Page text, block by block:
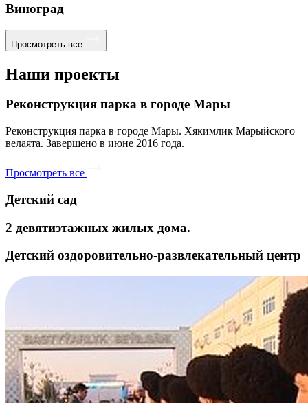
Виноград
Просмотреть все
Наши проекты
Реконструкция парка в городе Мары
Реконструкция парка в городе Мары. Хякимлик Марыйского
велаята. Завершено в июне 2016 года.
Просмотреть все
Детский сад
2 девятиэтажных жилых дома.
Детский оздоровительно-развлекательный центр